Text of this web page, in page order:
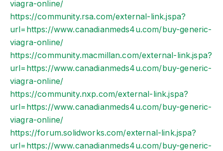
viagra-online/
https://community.rsa.com/external-link.jspa?
url=https://www.canadianmeds4u.com/buy-generic-
viagra-online/
https://community.macmillan.com/external-link.jspa?
url=https://www.canadianmeds4u.com/buy-generic-
viagra-online/
https://community.nxp.com/external-link.jspa?
url=https://www.canadianmeds4u.com/buy-generic-
viagra-online/
https://forum.solidworks.com/external-link.jspa?
url=https://www.canadianmeds4u.com/buy-generic-